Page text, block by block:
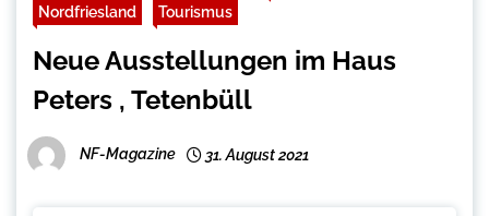
Nordfriesland
Tourismus
Neue Ausstellungen im Haus
Peters , Tetenbüll
NF-Magazine 31. August 2021